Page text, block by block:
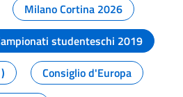
Milano Cortina 2026
studenteschi 2019
Consiglio d'Europa